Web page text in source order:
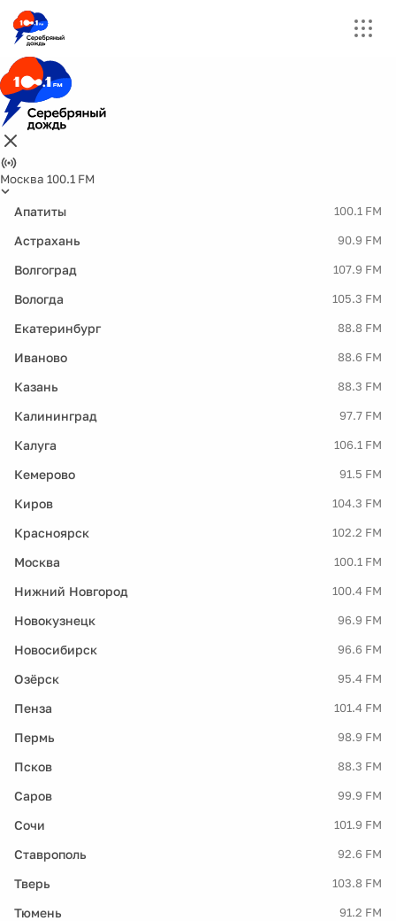
Москва 100.1 FM
Апатиты 100.1 FM
Астрахань 90.9 FM
Волгоград 107.9 FM
Вологда 105.3 FM
Екатеринбург 88.8 FM
Иваново 88.6 FM
Казань 88.3 FM
Калининград 97.7 FM
Калуга 106.1 FM
Кемерово 91.5 FM
Киров 104.3 FM
Красноярск 102.2 FM
Москва 100.1 FM
Нижний Новгород 100.4 FM
Новокузнецк 96.9 FM
Новосибирск 96.6 FM
Озёрск 95.4 FM
Пенза 101.4 FM
Пермь 98.9 FM
Псков 88.3 FM
Саров 99.9 FM
Сочи 101.9 FM
Ставрополь 92.6 FM
Тверь 103.8 FM
Тюмень 91.2 FM